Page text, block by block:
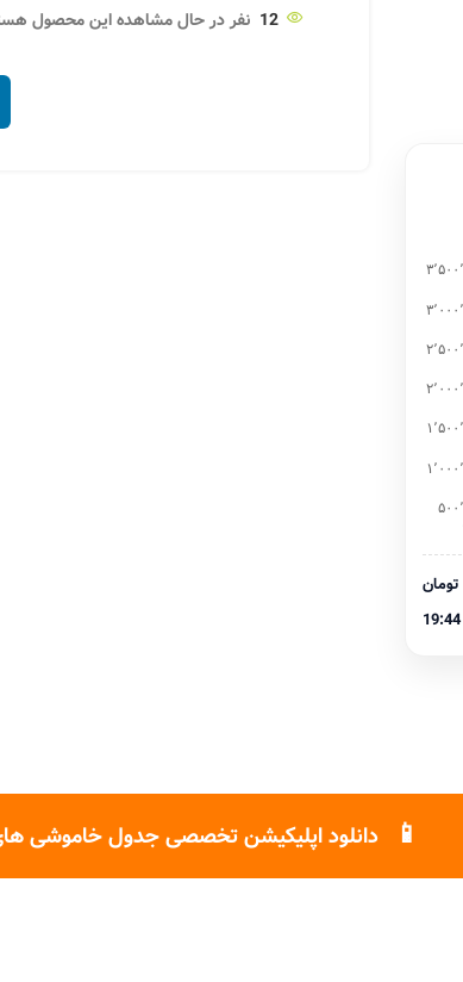
افزودن به سبد خرید 12 نفر در حال مشاهده این محصول
📱 دانلود اپلیکیشن تخصصی جدول خاموشی